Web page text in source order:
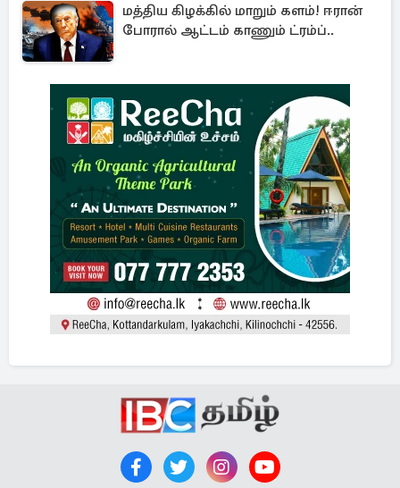
மத்திய கிழக்கில் மாறும் களம்! ஈரான்
போரால் ஆட்டம் காணும் ட்ரம்ப்..